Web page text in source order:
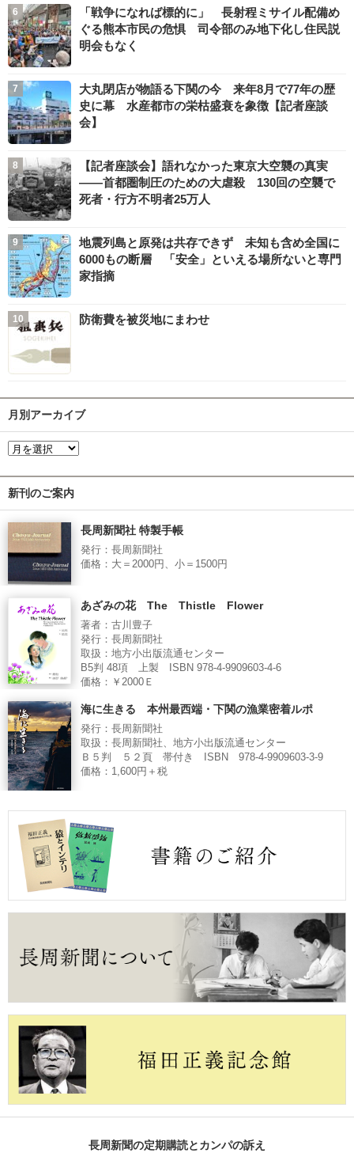
「戦争になれば標的に」 長射程ミサイル配備め
ぐる熊本市民の危惧 司令部のみ地下化し住民説
明会もなく
大丸閉店が物語る下関の今 来年8月で77年の歴
史に幕 水産都市の栄枯盛衰を象徴【記者座談
会】
【記者座談会】語れなかった東京大空襲の真実
――首都圏制圧のための大虐殺 130回の空襲で
死者・行方不明者25万人
地震列島と原発は共存できず 未知も含め全国に
6000もの断層 「安全」といえる場所ないと専門
家指摘
防衛費を被災地にまわせ
月別アーカイブ
新刊のご案内
長周新聞社 特製手帳
発行：長周新聞社
価格：大＝2000円、小＝1500円
あざみの花 The Thistle Flower
著者：古川豊子
発行：長周新聞社
取扱：地方小出版流通センター
B5判 48項 上製 ISBN 978-4-9909603-4-6
価格：￥2000Ｅ
海に生きる 本州最西端・下関の漁業密着ルポ
発行：長周新聞社
取扱：長周新聞社、地方小出版流通センター
Ｂ５判 ５２頁 帯付き ISBN 978-4-9909603-3-9
価格：1,600円＋税
長周新聞の定期購読とカンパの訴え